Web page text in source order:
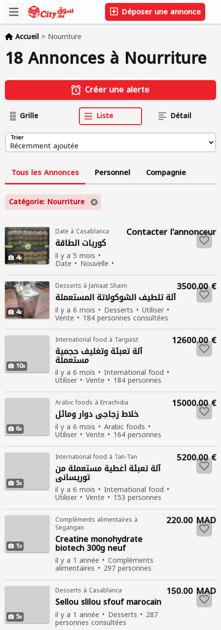
Déposer une annonce
Accueil > Nourriture
18 Annonces à Nourriture
Créer une alerte
Grille Liste Détail
Trier
Tous les Annonces Personnel Compagnie
Catégorie: Nourriture
4
Date à Casablanca
كوريات الطاقة
il y a 5 mois
Date Nouvelle
Vente 137
personnes consultées
Contacter l'annonceur
4
Desserts à Jamaat Shaim
آلة تلطيف الشوكولاتة المستعملة
il y a 6 mois Desserts Utiliser
Vente 184 personnes consultées
3500.00 €
10
International food à Targuist
آلة تعبئة وتغليف حجمية
مستعملة
il y a 6 mois International food
Utiliser Vente 184 personnes
consultées
12600.00 €
6
Arabic foods à Errachidia
خلاط زجاجي دوار ومائل
il y a 6 mois Arabic foods
Utiliser Vente 164 personnes
consultées
15000.00 €
5
International food à Tan-Tan
آلة تعبئة أغطية مستعملة من
توريساني
il y a 6 mois International food
Utiliser Vente 153 personnes
consultées
5200.00 €
1
Compléments alimentaires à
Segangan
Creatine monohydrate
biotech 300g neuf
il y a 1 année Compléments
alimentaires 297 personnes
consultées
220.00 MAD
5
Desserts à Casablanca
Sellou slilou sfouf marocain
il y a 1 année Desserts 287
personnes consultées
150.00 MAD